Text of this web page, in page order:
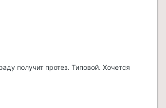
получит протез. Типовой. Хочется